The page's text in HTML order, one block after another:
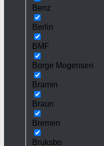
Benz
Berlin
BMF
Borge Mogensen
Bramin
Braun
Bremen
Bruksbo